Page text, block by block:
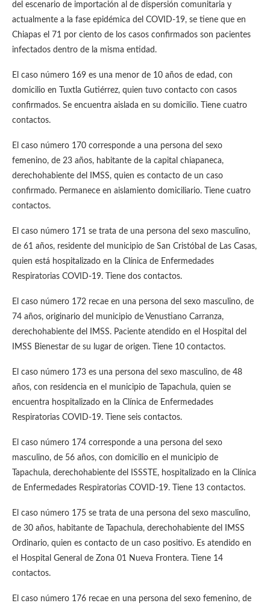
del escenario de importación al de dispersión comunitaria y
actualmente a la fase epidémica del COVID-19, se tiene que en
Chiapas el 71 por ciento de los casos confirmados son pacientes
infectados dentro de la misma entidad.
El caso número 169 es una menor de 10 años de edad, con
domicilio en Tuxtla Gutiérrez, quien tuvo contacto con casos
confirmados. Se encuentra aislada en su domicilio. Tiene cuatro
contactos.
El caso número 170 corresponde a una persona del sexo
femenino, de 23 años, habitante de la capital chiapaneca,
derechohabiente del IMSS, quien es contacto de un caso
confirmado. Permanece en aislamiento domiciliario. Tiene cuatro
contactos.
El caso número 171 se trata de una persona del sexo masculino,
de 61 años, residente del municipio de San Cristóbal de Las Casas,
quien está hospitalizado en la Clínica de Enfermedades
Respiratorias COVID-19. Tiene dos contactos.
El caso número 172 recae en una persona del sexo masculino, de
74 años, originario del municipio de Venustiano Carranza,
derechohabiente del IMSS. Paciente atendido en el Hospital del
IMSS Bienestar de su lugar de origen. Tiene 10 contactos.
El caso número 173 es una persona del sexo masculino, de 48
años, con residencia en el municipio de Tapachula, quien se
encuentra hospitalizado en la Clínica de Enfermedades
Respiratorias COVID-19. Tiene seis contactos.
El caso número 174 corresponde a una persona del sexo
masculino, de 56 años, con domicilio en el municipio de
Tapachula, derechohabiente del ISSSTE, hospitalizado en la Clínica
de Enfermedades Respiratorias COVID-19. Tiene 13 contactos.
El caso número 175 se trata de una persona del sexo masculino,
de 30 años, habitante de Tapachula, derechohabiente del IMSS
Ordinario, quien es contacto de un caso positivo. Es atendido en
el Hospital General de Zona 01 Nueva Frontera. Tiene 14
contactos.
El caso número 176 recae en una persona del sexo femenino, de